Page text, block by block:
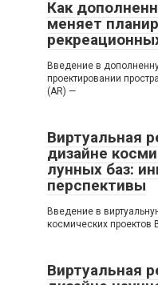
Как
меняет
Введение в
проектировании
(AR) —
Виртуальная
дизайне
лунных баз:
перспективы
Введение в
космических проектов
Виртуальная